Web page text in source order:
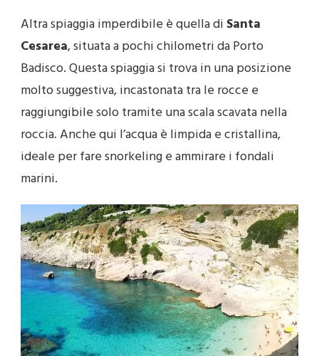
Altra spiaggia imperdibile è quella di Santa
Cesarea, situata a pochi chilometri da Porto
Badisco. Questa spiaggia si trova in una posizione
molto suggestiva, incastonata tra le rocce e
raggiungibile solo tramite una scala scavata nella
roccia. Anche qui l’acqua è limpida e cristallina,
ideale per fare snorkeling e ammirare i fondali
marini.